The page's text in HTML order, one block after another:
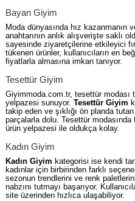
Bayan Giyim
Moda dünyasında hız kazanmanın
anahtarının anlık alışverişte saklı
sayesinde ziyaretçilerine etkileyici
tükenen ürünler, kullanıcıların en
fiyatlarla almasına imkan tanıyor.
Tesettür Giyim
Giyimmoda.com.tr, tesettür modası
yelpazesi sunuyor. Tesettür Giyim
takip eden ve şıklığı ön planda
parçalarla dolu. Tesettür
ürün yelpazesi ile oldukça kolay.
Kadın Giyim
Kadın Giyim kategorisi ise kendi
kadınlar için birbirinden farklı
sezonun trendlerini ve renk
nabzını tutmayı başarıyor.
site üzerinden hızlıca ulaşabiliyor.